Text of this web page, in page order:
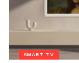
SMART-TV